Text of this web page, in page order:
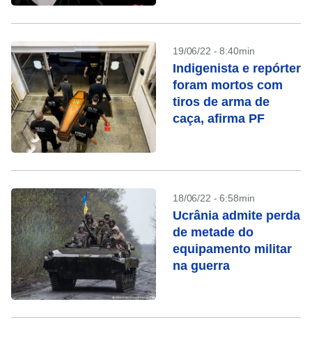
19/06/22 - 8:40min
Indigenista e repórter
foram mortos com
tiros de arma de
caça, afirma PF
18/06/22 - 6:58min
Ucrânia admite perda
de metade do
equipamento militar
na guerra